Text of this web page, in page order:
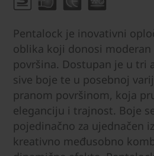
Pentalock je inovativni
oblika koji donosi
površina. Dostupan je u tri
sive boje te u posebnoj
pranom površinom, koja
eleganciju i trajnost. Boje
pojedinačno za ujednačen
kreativno međusobno